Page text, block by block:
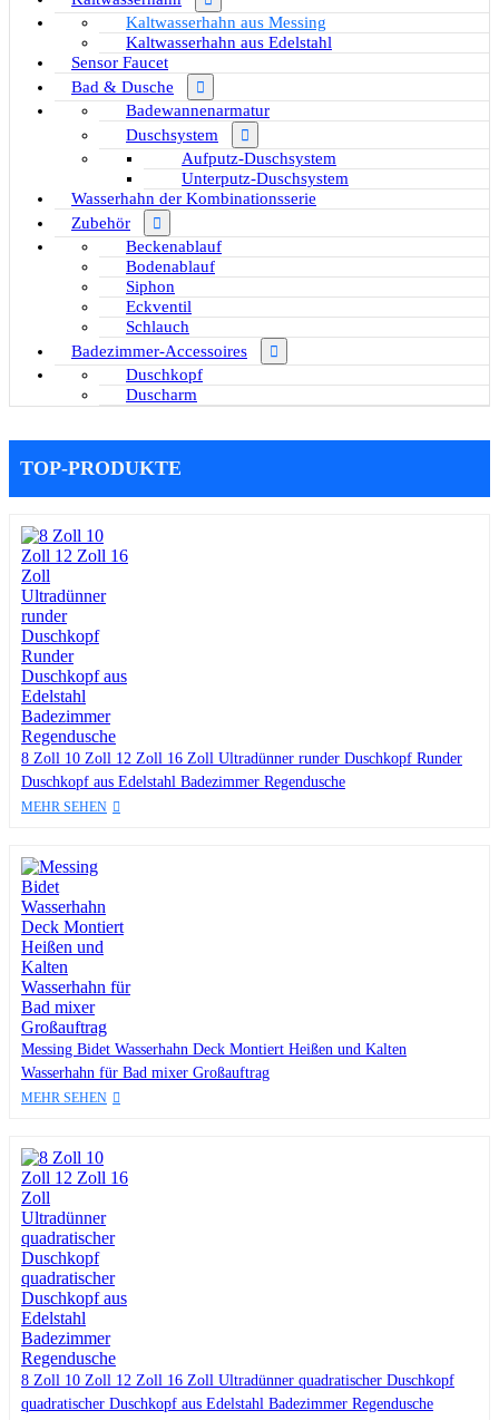
Kaltwasserhahn aus Messing
Kaltwasserhahn aus Edelstahl
Sensor Faucet
Bad & Dusche
Badewannenarmatur
Duschsystem
Aufputz-Duschsystem
Unterputz-Duschsystem
Wasserhahn der Kombinationsserie
Zubehör
Beckenablauf
Bodenablauf
Siphon
Eckventil
Schlauch
Badezimmer-Accessoires
Duschkopf
Duscharm
TOP-PRODUKTE
8 Zoll 10 Zoll 12 Zoll 16 Zoll Ultradünner runder Duschkopf Runder
Duschkopf aus Edelstahl Badezimmer Regendusche
MEHR SEHEN
Messing Bidet Wasserhahn Deck Montiert Heißen und Kalten
Wasserhahn für Bad mixer Großauftrag
MEHR SEHEN
8 Zoll 10 Zoll 12 Zoll 16 Zoll Ultradünner quadratischer Duschkopf
quadratischer Duschkopf aus Edelstahl Badezimmer Regendusche